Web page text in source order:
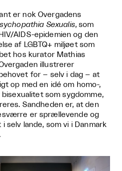
er nok Overgadens
Sexualis, som
AIDS-epidemien og den
af LGBTQ+ miljøet som
hos kurator Mathias
illustrerer
for – selv i dag – at
op med en idé om homo-,
som sygdomme,
Sandheden er, at den
er sprællevende og
selv lande, som vi i Danmark